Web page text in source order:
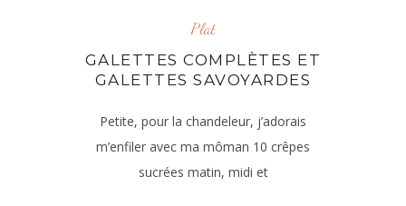
Plat
GALETTES COMPLÈTES ET
GALETTES SAVOYARDES
Petite, pour la chandeleur, j’adorais
m’enfiler avec ma môman 10 crêpes
sucrées matin, midi et